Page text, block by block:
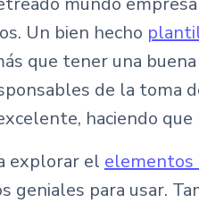
Un bien hecho
que tener una
de la toma
haciendo
explorar el elementos
geniales para usar.